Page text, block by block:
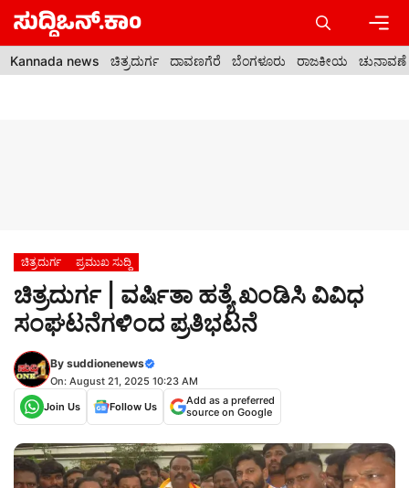
Skip
content
Kannada news ಚಿತ್ರದುರ್ಗ ದಾವಣಗೆರೆ ಬೆಂಗಳೂರು ರಾಜಕೀಯ ಚುನಾವಣೆ
ಚಿತ್ರದುರ್ಗ ಪ್ರಮುಖ ಸುದ್ದಿ
ಚಿತ್ರದುರ್ಗ | ವರ್ಷಿತಾ ಹತ್ಯೆ ಖಂಡಿಸಿ ವಿವಿಧ
ಸಂಘಟನೆಗಳಿಂದ ಪ್ರತಿಭಟನೆ
By suddionenews
On: August 21, 2025 10:23 AM
Join Us
Follow Us
Add as a preferred
source on Google